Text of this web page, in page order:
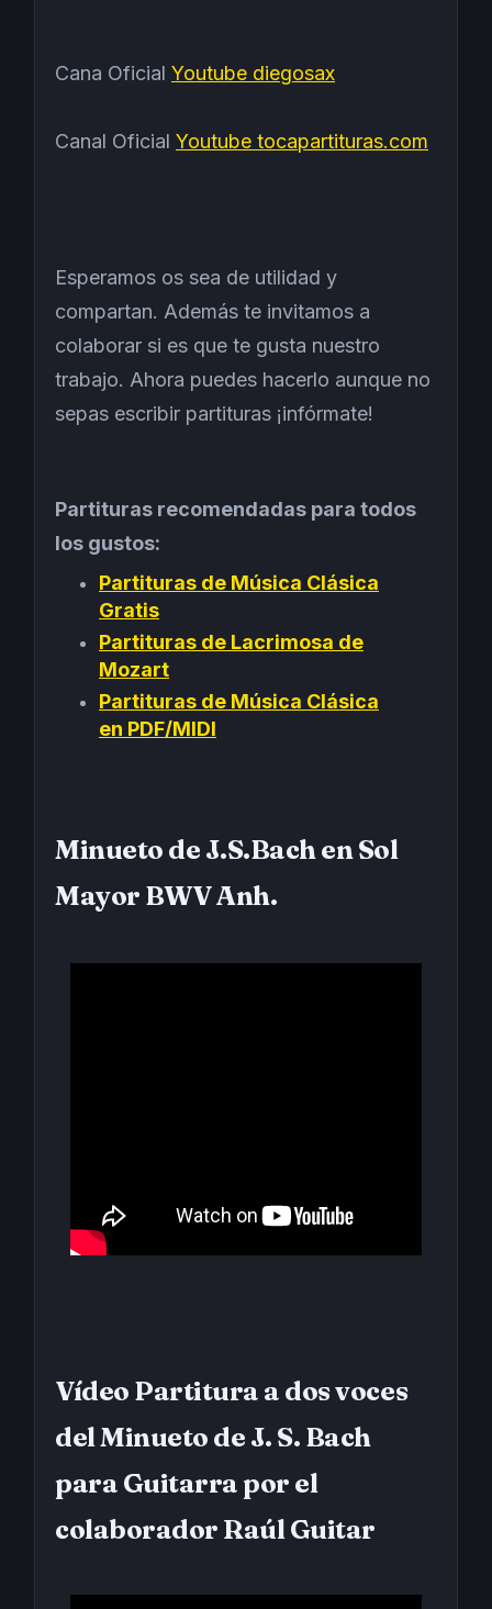
Cana Oficial Youtube diegosax
Canal Oficial Youtube tocapartituras.com
Esperamos os sea de utilidad y
compartan. Además te invitamos a
colaborar si es que te gusta nuestro
trabajo. Ahora puedes hacerlo aunque no
sepas escribir partituras ¡infórmate!
Partituras recomendadas para todos
los gustos:
Partituras de Música Clásica
Gratis
Partituras de Lacrimosa de
Mozart
Partituras de Música Clásica
en PDF/MIDI
Minueto de J.S.Bach en Sol
Mayor BWV Anh.
Vídeo Partitura a dos voces
del Minueto de J. S. Bach
para Guitarra por el
colaborador Raúl Guitar